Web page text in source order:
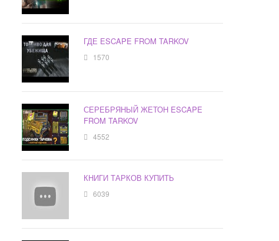
ГДЕ ESCAPE FROM TARKOV
1570
СЕРЕБРЯНЫЙ ЖЕТОН ESCAPE
FROM TARKOV
4552
КНИГИ ТАРКОВ КУПИТЬ
6039